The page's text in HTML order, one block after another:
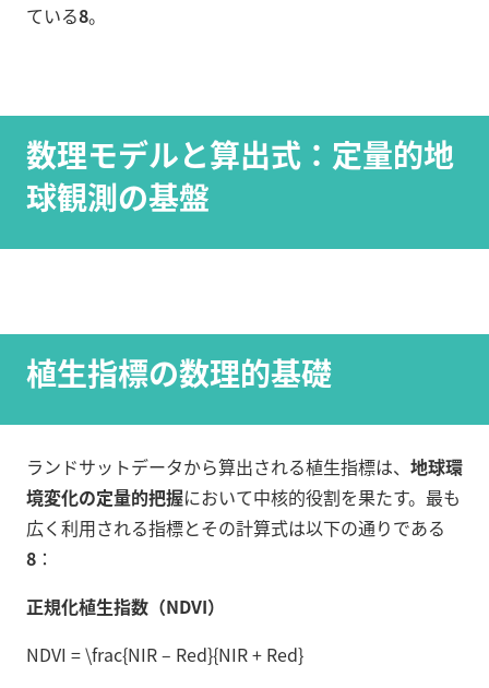
ている8。
数理モデルと算出式：定量的地
球観測の基盤
植生指標の数理的基礎
ランドサットデータから算出される植生指標は、 地球環
境変化の定量的把握において中核的役割を果たす。最も
広く利用される指標とその計算式は以下の通りである
8 ：
正規化植生指数（NDVI）
NDVI = \frac{NIR – Red}{NIR + Red}